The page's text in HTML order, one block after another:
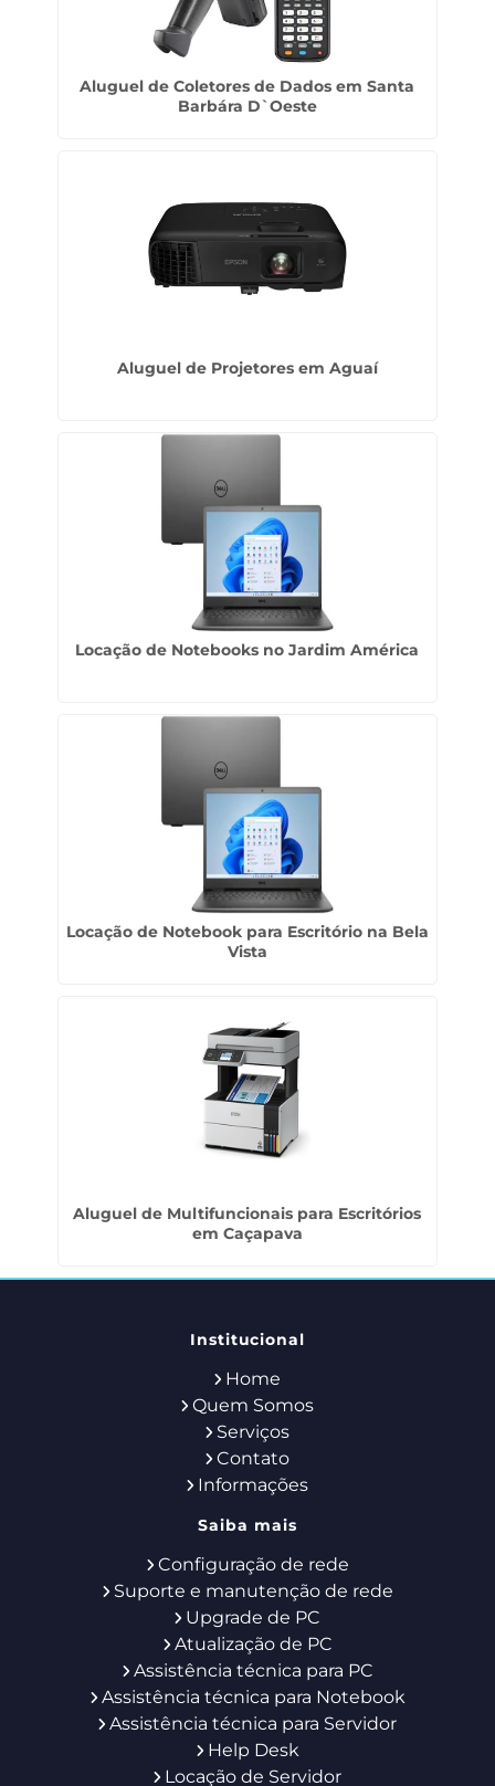
Aluguel de Coletores de Dados em Santa
Barbára D`Oeste
Aluguel de Projetores em Aguaí
Locação de Notebooks no Jardim América
Locação de Notebook para Escritório na Bela
Vista
Aluguel de Multifuncionais para Escritórios
em Caçapava
Institucional
Home
Quem Somos
Serviços
Contato
Informações
Saiba mais
Configuração de rede
Suporte e manutenção de rede
Upgrade de PC
Atualização de PC
Assistência técnica para PC
Assistência técnica para Notebook
Assistência técnica para Servidor
Help Desk
Locação de Servidor